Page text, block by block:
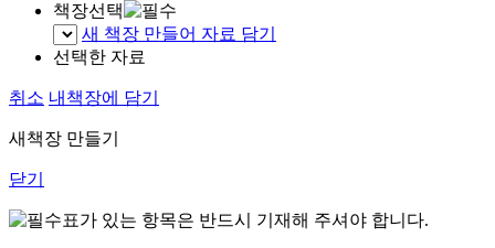
책장선택
새 책장 만들어 자료 담기
선택한 자료
취소 내책장에 담기
새책장 만들기
닫기
표가 있는 항목은 반드시 기재해 주셔야 합니다.